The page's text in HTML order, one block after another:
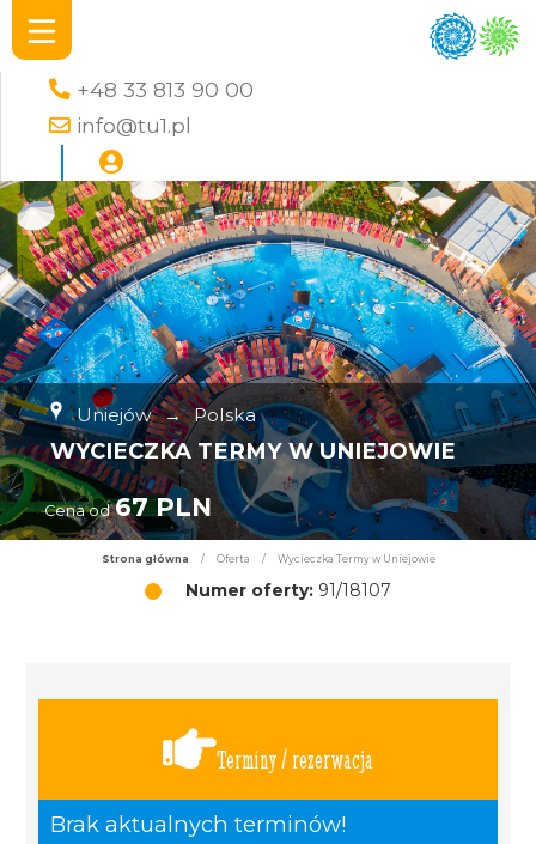
+48 33 813 90 00
info@tu1.pl
Uniejów → Polska
WYCIECZKA TERMY W UNIEJOWIE
Cena od 67 PLN
Strona główna / Oferta / Wycieczka Termy w Uniejowie
Numer oferty: 91/18107
Terminy / rezerwacja
Brak aktualnych terminów!